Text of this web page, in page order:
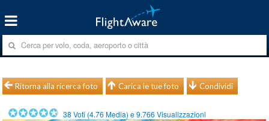
Ritorna alla ricerca foto Carica le tue foto Condividi
38 Voti (4.76 Media) e9.766 Visualizzazioni